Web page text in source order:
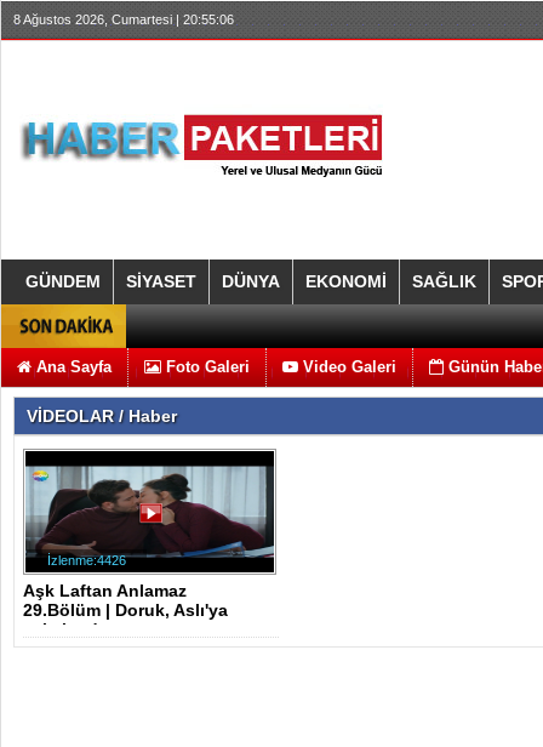
8 Ağustos 2026, Cumartesi | 20:55:06
GÜNDEM SİYASET DÜNYA EKONOMİ SAĞLIK
Ana Sayfa Foto Galeri Video Galeri Günün
VİDEOLAR / Haber
Aşk Laftan Anlamaz
29.Bölüm | Doruk, Aslı'ya
yakalandı
İzlenme:4426